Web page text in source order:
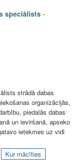
speciālists -
strādā dabas
organizācijās,
piedalās dabas
un ieviršanā, apseko
ietekmes uz vidi
Kur mācīties